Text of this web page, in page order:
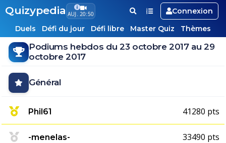
Quizypedia AUJ. 20:50
Connexion
Duels
Défi du jour Défi libre Master Quiz Thèmes
Podiums hebdos du 23 octobre 2017 au 29
octobre 2017
Général
Phil61 41280 pts
-menelas- 33490 pts